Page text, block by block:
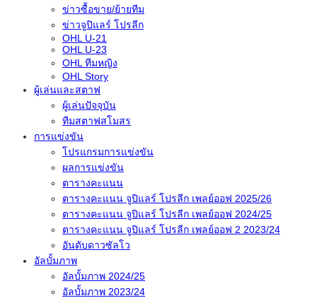
ข่าวซื้อขาย/ย้ายทีม
ข่าวจูปิแลร์ โปรลีก
OHL U-21
OHL U-23
OHL ทีมหญิง
OHL Story
ผู้เล่นและสตาฟ
ผู้เล่นปัจจุบัน
ทีมสตาฟสโมสร
การแข่งขัน
โปรแกรมการแข่งขัน
ผลการแข่งขัน
ตารางคะแนน
ตารางคะแนน จูปิแลร์ โปรลีก เพลย์ออฟ 2025/26
ตารางคะแนน จูปิแลร์ โปรลีก เพลย์ออฟ 2024/25
ตารางคะแนน จูปิแลร์ โปรลีก เพลย์ออฟ 2 2023/24
อันดับดาวซัลโว
อัลบั้มภาพ
อัลบั้มภาพ 2024/25
อัลบั้มภาพ 2023/24